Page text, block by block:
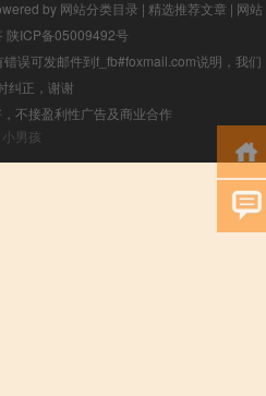
by 网站分类目录 | 精选推荐文章 | 网站
陕ICP备05009492号
误可发邮件到f_fb#foxmail.com说明，我们
纠正，谢谢
不接盈利性广告及商业合作
小男孩